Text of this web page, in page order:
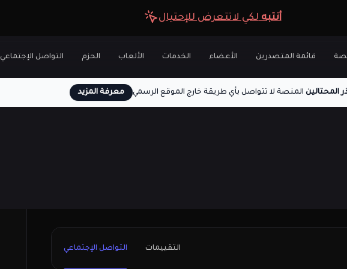
أنتبهلكي لاتتعرض للإحتيال
التواصل الإجتماعي الحزم الألعاب الخدمات الأعضاء قائمة المتصدرين
معرفة المزيد المحتالين المنصة لا تتواصل بأي طريقة خارج الموقع الرسمي
التواصل الإجتماعي التقييمات